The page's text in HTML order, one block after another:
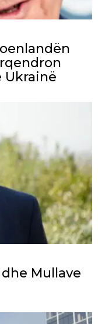
Ukrainë
Mullave